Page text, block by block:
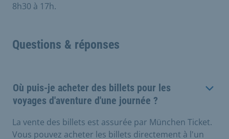
8h30 à 17h.
Questions & réponses
Où puis-je acheter des billets pour les
voyages d'aventure d'une journée ?
La vente des billets est assurée par München Ticket.
Vous pouvez acheter les billets directement à l'un